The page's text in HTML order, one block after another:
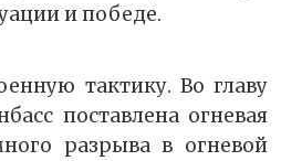
и победе.
тактику. Во главу
поставлена огневая
разрыва в огневой